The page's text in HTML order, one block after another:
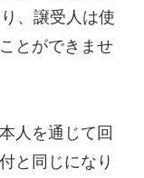
、譲受人は使
とができませ
人を通じて回
と同じになり